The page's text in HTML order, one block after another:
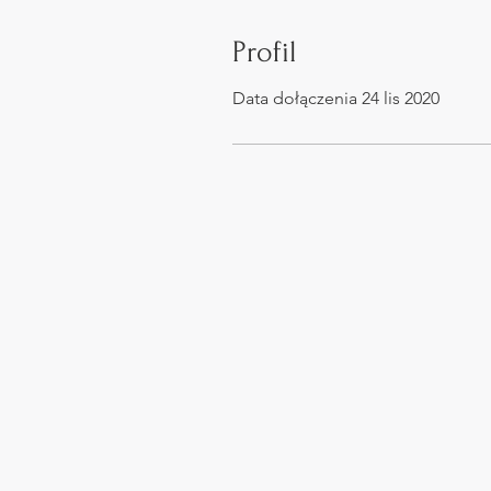
Profil
Data dołączenia 24 lis 2020